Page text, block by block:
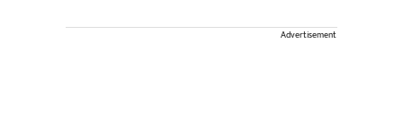
Advertisement